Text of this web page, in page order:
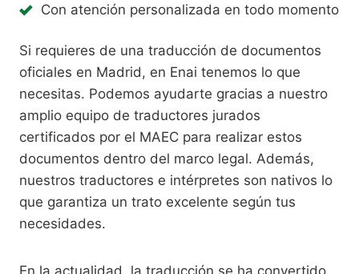
Con atención personalizada en todo momento
Si requieres de una traducción de documentos
oficiales en Madrid, en Enai tenemos lo que
necesitas. Podemos ayudarte gracias a nuestro
amplio equipo de traductores jurados
certificados por el MAEC para realizar estos
documentos dentro del marco legal. Además,
nuestros traductores e intérpretes son nativos lo
que garantiza un trato excelente según tus
necesidades.